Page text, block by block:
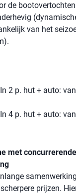
de
van het
2 p. hut + auto:
4 p. hut + auto:
met
prijzen.